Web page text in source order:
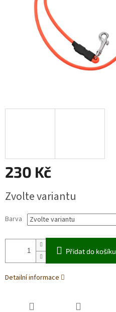
230 Kč
cena:
Zvolte variantu
Barva
Přidat do košíku
Detailní informace